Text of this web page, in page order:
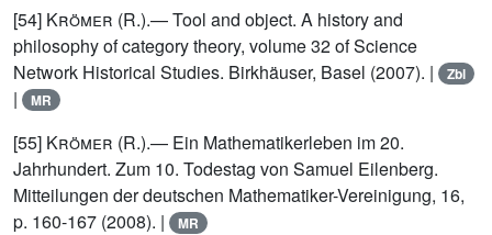
[54] Krömer (R.).— Tool and object. A history and
philosophy of category theory, volume 32 of Science
Network Historical Studies. Birkhäuser, Basel (2007). |
Zbl
| MR
[55] Krömer (R.).— Ein Mathematikerleben im 20.
Jahrhundert. Zum 10. Todestag von Samuel Eilenberg.
Mitteilungen der deutschen Mathematiker-Vereinigung, 16,
p. 160-167 (2008). |
MR